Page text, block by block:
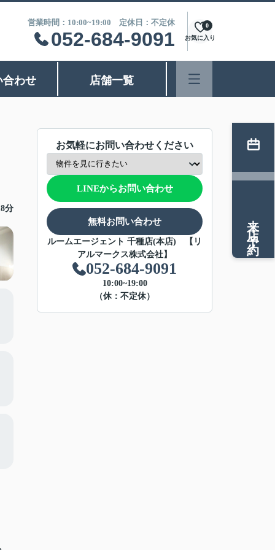
営業時間：10:00~19:00 定休日：不定休
052-684-9091 お気に入り
0
合わせ 店舗一覧
分
お気軽にお問い合わせください
LINEからお問い合わせ
無料お問い合わせ
ルームエージェント 千種店(本店) 【リ
アルマークス株式会社】
052-684-9091
10:00~19:00
（休：不定休）
来店予約